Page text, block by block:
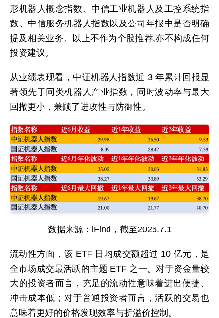
形机器人概念指数、中信工业机器人及工控系统指
数、中信服务机器人指数以及公司年报中是否明确
提及相关业务。以上不作为个股推荐,亦不构成任何
投资建议。
从业绩表现看，中证机器人指数近 3 年累计回报显
著领先于同类机器人产业指数，同时波动率与最大
回撤更小，兼顾了进攻性与防御性。
数据来源：iFind，截至2026.7.1
流动性方面，该 ETF 日均成交额超过 10 亿元，是
全市场成交最活跃的主题 ETF 之一。对于资金量较
大的投资者而言，充足的流动性意味着进出便捷、
冲击成本低；对于普通投资者而言，活跃的交易也
意味着更好的价格发现效率与折溢价控制。